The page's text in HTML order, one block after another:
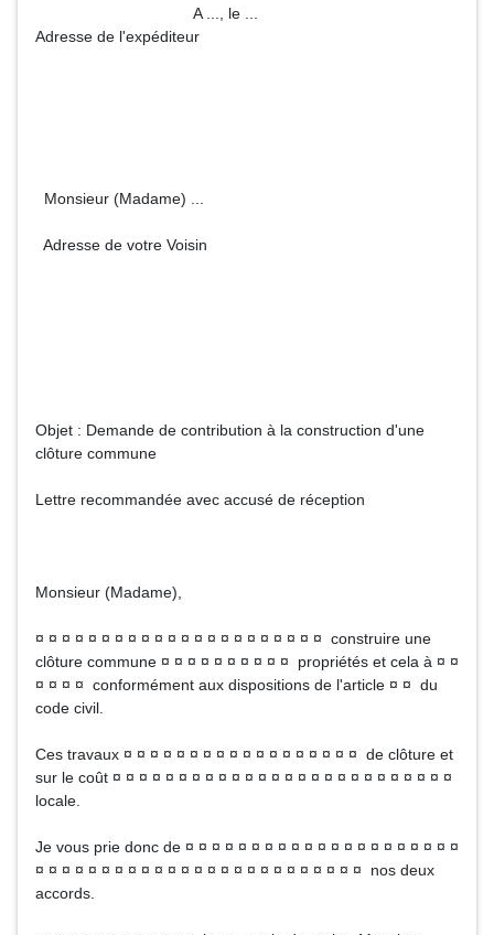
A ..., le ...
Adresse de l'expéditeur
Monsieur (Madame) ...
Adresse de votre Voisin
Objet : Demande de contribution à la construction d'une
clôture commune
Lettre recommandée avec accusé de réception
Monsieur (Madame),
¤ ¤ ¤ ¤ ¤ ¤ ¤ ¤ ¤ ¤ ¤ ¤ ¤ ¤ ¤ ¤ ¤ ¤ ¤ ¤ ¤ ¤ construire une
clôture commune ¤ ¤ ¤ ¤ ¤ ¤ ¤ ¤ ¤ ¤ propriétés et cela à ¤ ¤
¤ ¤ ¤ ¤ conformément aux dispositions de l'article ¤ ¤ du
code civil.
Ces travaux ¤ ¤ ¤ ¤ ¤ ¤ ¤ ¤ ¤ ¤ ¤ ¤ ¤ ¤ ¤ ¤ ¤ ¤ de clôture et
sur le coût ¤ ¤ ¤ ¤ ¤ ¤ ¤ ¤ ¤ ¤ ¤ ¤ ¤ ¤ ¤ ¤ ¤ ¤ ¤ ¤ ¤ ¤ ¤ ¤ ¤ ¤
locale.
Je vous prie donc de ¤ ¤ ¤ ¤ ¤ ¤ ¤ ¤ ¤ ¤ ¤ ¤ ¤ ¤ ¤ ¤ ¤ ¤ ¤ ¤ ¤
¤ ¤ ¤ ¤ ¤ ¤ ¤ ¤ ¤ ¤ ¤ ¤ ¤ ¤ ¤ ¤ ¤ ¤ ¤ ¤ ¤ ¤ ¤ ¤ ¤ nos deux
accords.